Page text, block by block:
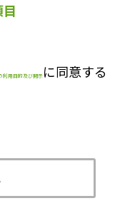
利用目的及び開示 に同意する